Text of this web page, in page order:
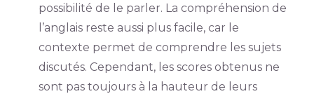
possibilité de le parler. La compréhension de
l’anglais reste aussi plus facile, car le
contexte permet de comprendre les sujets
discutés. Cependant, les scores obtenus ne
sont pas toujours à la hauteur de leurs